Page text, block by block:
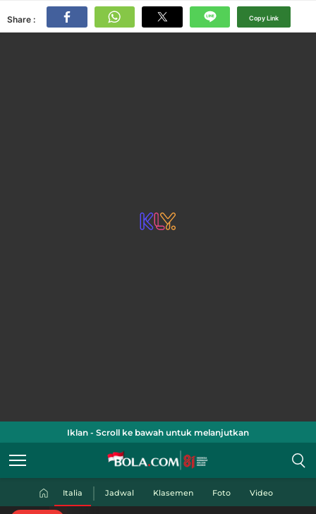
Share : Copy Link
Iklan - Scroll ke bawah untuk melanjutkan
Italia Jadwal Klasemen Foto Video